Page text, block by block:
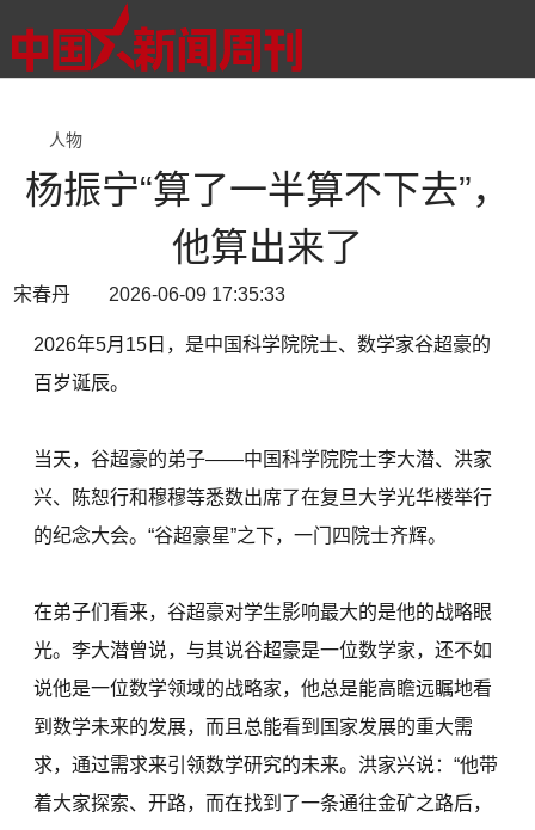
人物
杨振宁“算了一半算不下去”，
他算出来了
宋春丹 2026-06-09 17:35:33
2026年5月15日，是中国科学院院士、数学家谷超豪的
百岁诞辰。
当天，谷超豪的弟子——中国科学院院士李大潜、洪家
兴、陈恕行和穆穆等悉数出席了在复旦大学光华楼举行
的纪念大会。“谷超豪星”之下，一门四院士齐辉。
在弟子们看来，谷超豪对学生影响最大的是他的战略眼
光。李大潜曾说，与其说谷超豪是一位数学家，还不如
说他是一位数学领域的战略家，他总是能高瞻远瞩地看
到数学未来的发展，而且总能看到国家发展的重大需
求，通过需求来引领数学研究的未来。洪家兴说：“他带
着大家探索、开路，而在找到了一条通往金矿之路后，